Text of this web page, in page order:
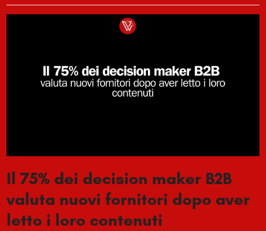
Il 75% dei decision maker B2B
valuta nuovi fornitori dopo aver
letto i loro contenuti